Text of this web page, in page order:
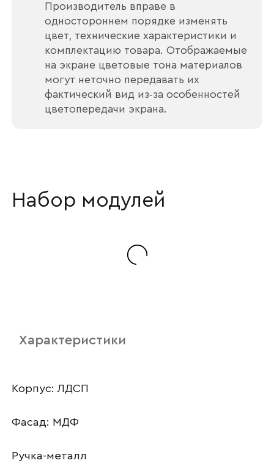
Производитель вправе в
одностороннем порядке изменять
цвет, технические характеристики и
комплектацию товара. Отображаемые
на экране цветовые тона материалов
могут неточно передавать их
фактический вид из‑за особенностей
цветопередачи экрана.
Набор модулей
Характеристики
Корпус: ЛДСП
Фасад: МДФ
Ручка-металл
Наименование организации